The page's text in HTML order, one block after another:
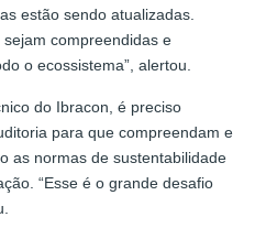
estão sendo atualizadas.
compreendidas e
o ecossistema”, alertou.
do Ibracon, é preciso
para que compreendam e
as normas de sustentabilidade
“Esse é o grande desafio